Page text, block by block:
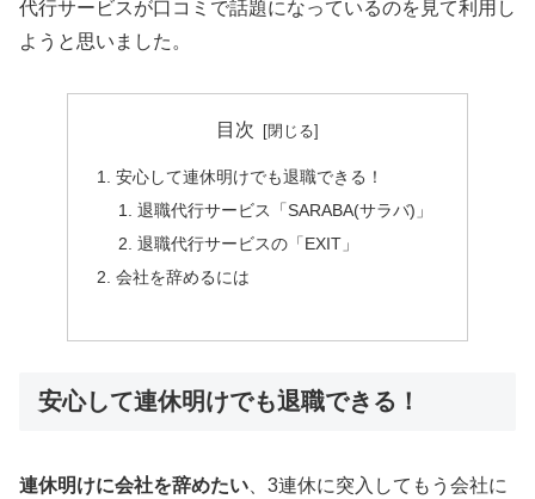
代行サービスが口コミで話題になっているのを見て利用し
ようと思いました。
目次
安心して連休明けでも退職できる！
退職代行サービス「SARABA(サラバ)」
退職代行サービスの「EXIT」
会社を辞めるには
安心して連休明けでも退職できる！
連休明けに会社を辞めたい 、3連休に突入してもう会社に